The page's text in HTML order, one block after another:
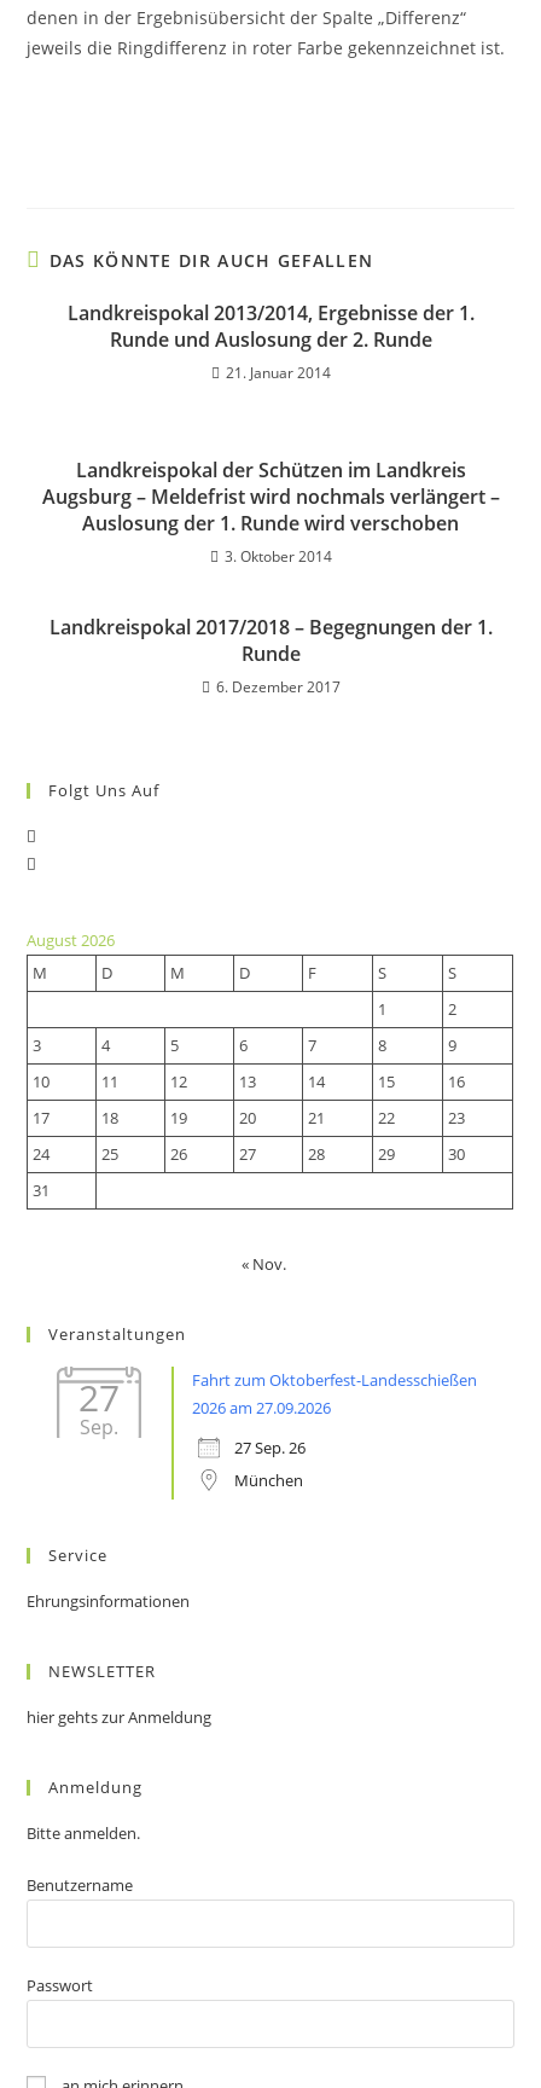
denen in der Ergebnisübersicht der Spalte „Differenz“
jeweils die Ringdifferenz in roter Farbe gekennzeichnet ist.
DAS KÖNNTE DIR AUCH GEFALLEN
Landkreispokal 2013/2014, Ergebnisse der 1.
Runde und Auslosung der 2. Runde
21. Januar 2014
Landkreispokal der Schützen im Landkreis
Augsburg – Meldefrist wird nochmals verlängert –
Auslosung der 1. Runde wird verschoben
3. Oktober 2014
Landkreispokal 2017/2018 – Begegnungen der 1.
Runde
6. Dezember 2017
Folgt Uns Auf
tab
new
tab
August 2026
M
D M D F S
S
1
2
3
4 5 6 7 8
9
10
11 12 13 14 15
16
17
18 19 20 21 22
23
24
25 26 27 28 29
30
31
« Nov.
Veranstaltungen
27
Sep.
Fahrt zum Oktoberfest-Landesschießen
2026 am 27.09.2026
27 Sep. 26
München
Service
Ehrungsinformationen
NEWSLETTER
hier gehts zur Anmeldung
Anmeldung
Bitte anmelden.
Benutzername
Passwort